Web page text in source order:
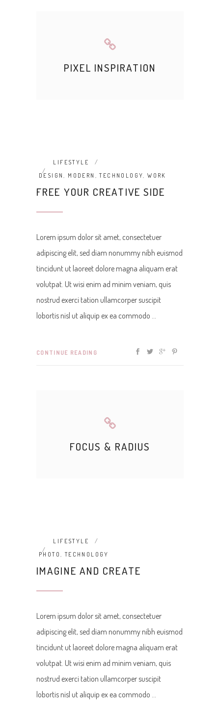
PIXEL INSPIRATION
LIFESTYLE
DESIGN, MODERN ,TECHNOLOGY,WORK
FREE YOUR CREATIVE SIDE
Lorem ipsum dolor sit amet, consectetuer
adipiscing elit, sed diam nonummy nibh euismod
tincidunt ut laoreet dolore magna aliquam erat
volutpat. Ut wisi enim ad minim veniam, quis
nostrud exerci tation ullamcorper suscipit
lobortis nisl ut aliquip ex ea commodo
CONTINUE READING
FOCUS & RADIUS
LIFESTYLE
PHOTO , TECHNOLOGY
IMAGINE AND CREATE
Lorem ipsum dolor sit amet, consectetuer
adipiscing elit, sed diam nonummy nibh euismod
tincidunt ut laoreet dolore magna aliquam erat
volutpat. Ut wisi enim ad minim veniam, quis
nostrud exerci tation ullamcorper suscipit
lobortis nisl ut aliquip ex ea commodo